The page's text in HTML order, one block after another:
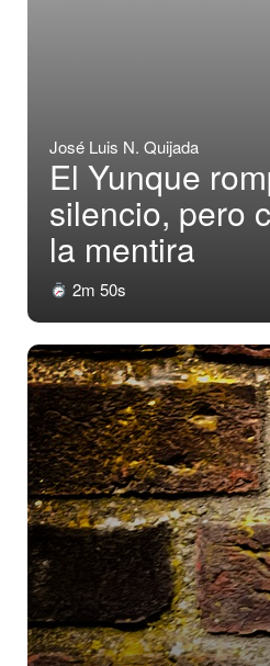
José Luis N. Quijada
El Yunque
silencio, pero
la mentira
2m 50s